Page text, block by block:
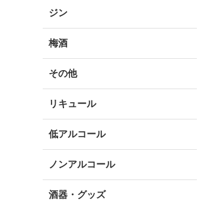
ジン
梅酒
その他
リキュール
低アルコール
ノンアルコール
酒器・グッズ